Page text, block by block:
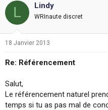
L Lindy
WRInaute discret
18 Janvier 2013
Re: Référencement
Salut,
Le référencement naturel
temps si tu as pas mal de